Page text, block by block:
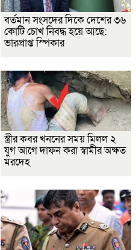
বর্তমান সংসদের দিকে দেশের ৩৬
কোটি চোখ নিবদ্ধ হয়ে আছে:
ভারপ্রাপ্ত স্পিকার
স্ত্রীর কবর খননের সময় মিলল ২
যুগ আগে দাফন করা স্বামীর অক্ষত
মরদেহ